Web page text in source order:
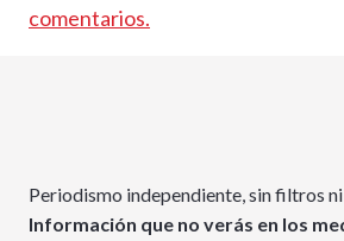
comentarios.
Periodismo independiente, sin filtros
Información que no verás en los